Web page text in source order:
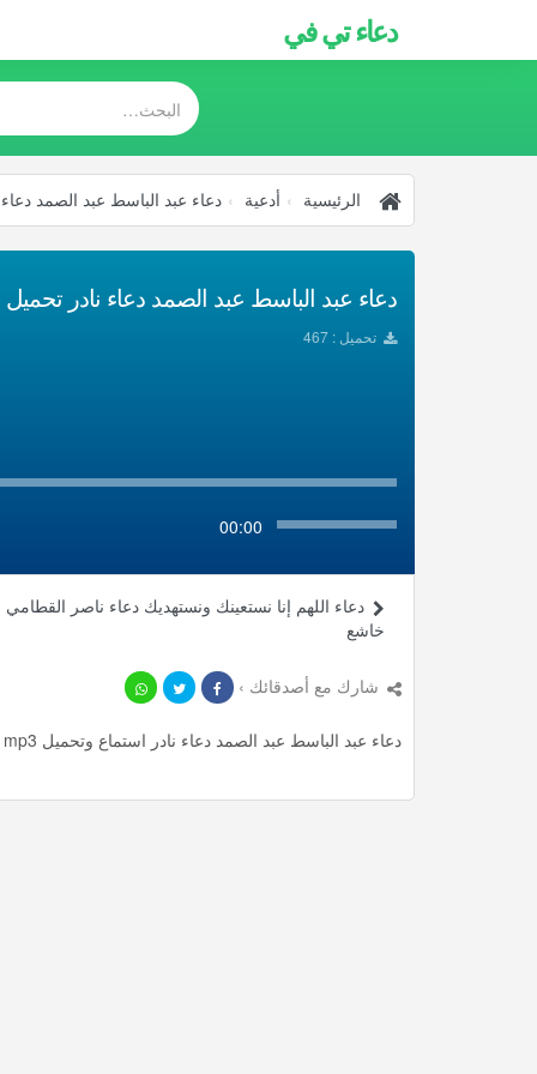
دعاء تي في
الرئيسية أدعية دعاء عبد الباسط عبد الصمد دعاء
دعاء عبد الباسط عبد الصمد دعاء نادر تحميل Mp3
تحميل : 467
00:00
دعاء اللهم إنا نستعينك ونستهديك دعاء ناصر القطامي
خاشع
شارك مع أصدقائك ›
دعاء عبد الباسط عبد الصمد دعاء نادر استماع وتحميل mp3 ، استمع لأأكثر من 2.42 دقيقة من أدعية المميزة مجانا.